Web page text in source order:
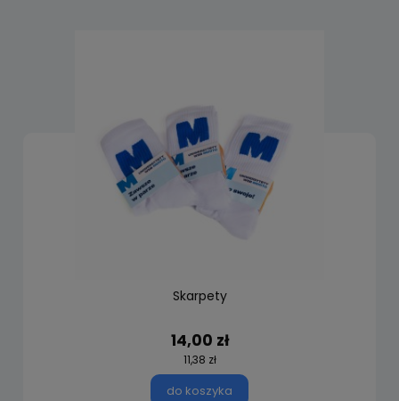
Skarpety
14,00 zł
11,38 zł
do koszyka